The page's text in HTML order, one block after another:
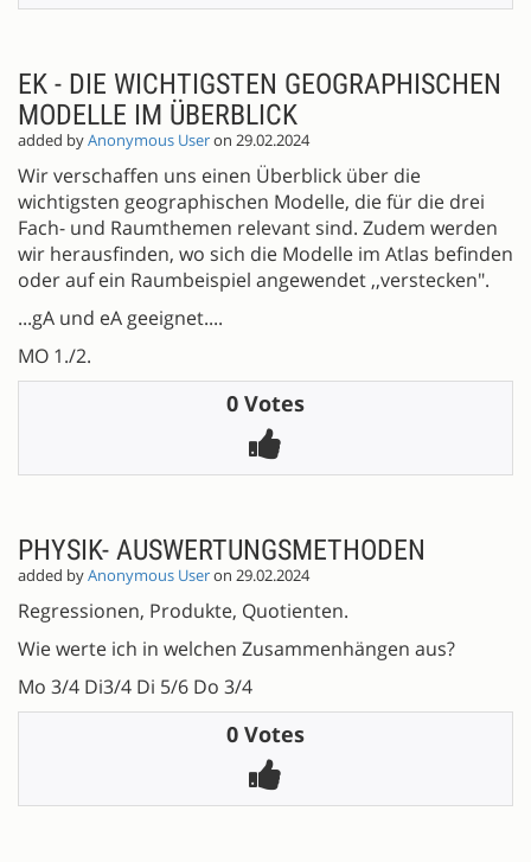
EK - DIE WICHTIGSTEN GEOGRAPHISCHEN
MODELLE IM ÜBERBLICK
added byAnonymous Useron 29.02.2024
Wir verschaffen uns einen Überblick über die
wichtigsten geographischen Modelle, die für die drei
Fach- und Raumthemen relevant sind. Zudem werden
wir herausfinden, wo sich die Modelle im Atlas befinden
oder auf ein Raumbeispiel angewendet ,,verstecken".
...gA und eA geeignet....
MO 1./2.
0 Votes
PHYSIK- AUSWERTUNGSMETHODEN
added byAnonymous Useron 29.02.2024
Regressionen, Produkte, Quotienten.
Wie werte ich in welchen Zusammenhängen aus?
Mo 3/4 Di3/4 Di 5/6 Do 3/4
0 Votes